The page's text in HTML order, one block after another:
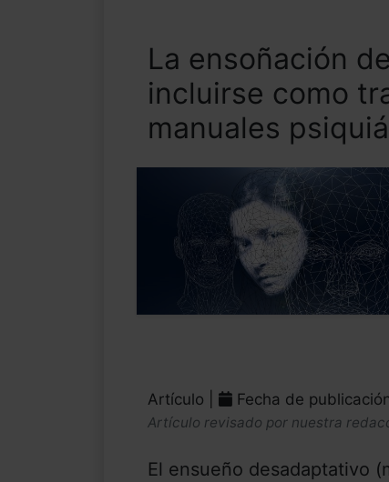
La ensoñación
incluirse como
manuales
Artículo | Fecha de
Artículo revisado por nuestra
El ensueño desadaptativo